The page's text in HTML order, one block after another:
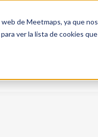
de Meetmaps, ya que
ver la lista de cookies